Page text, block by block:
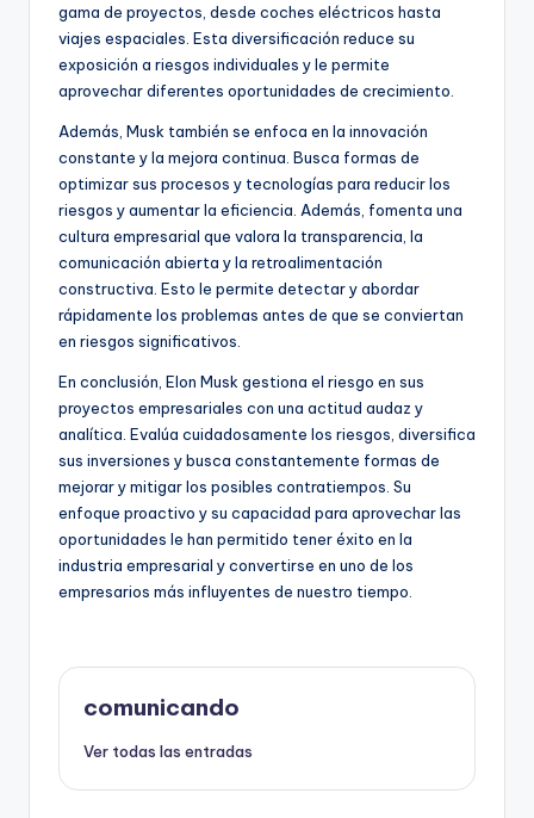
gama de proyectos, desde coches eléctricos hasta
viajes espaciales. Esta diversificación reduce su
exposición a riesgos individuales y le permite
aprovechar diferentes oportunidades de crecimiento.
Además, Musk también se enfoca en la innovación
constante y la mejora continua. Busca formas de
optimizar sus procesos y tecnologías para reducir los
riesgos y aumentar la eficiencia. Además, fomenta una
cultura empresarial que valora la transparencia, la
comunicación abierta y la retroalimentación
constructiva. Esto le permite detectar y abordar
rápidamente los problemas antes de que se conviertan
en riesgos significativos.
En conclusión, Elon Musk gestiona el riesgo en sus
proyectos empresariales con una actitud audaz y
analítica. Evalúa cuidadosamente los riesgos, diversifica
sus inversiones y busca constantemente formas de
mejorar y mitigar los posibles contratiempos. Su
enfoque proactivo y su capacidad para aprovechar las
oportunidades le han permitido tener éxito en la
industria empresarial y convertirse en uno de los
empresarios más influyentes de nuestro tiempo.
comunicando
Ver todas las entradas